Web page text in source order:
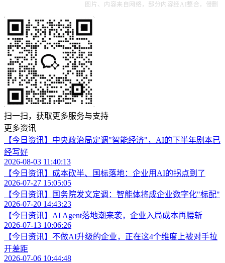
图片、内容来自网络，部分内容经AI整合，侵删
扫一扫，获取更多服务与支持
更多资讯
【今日资讯】中央政治局定调"智能经济"，AI的下半年剧本已
经写好
2026-08-03 11:40:13
【今日资讯】成本砍半、国标落地：企业用AI的拐点到了
2026-07-27 15:05:05
【今日资讯】国务院发文定调：智能体将成企业数字化"标配"
2026-07-20 14:43:23
【今日资讯】AI Agent落地潮来袭，企业入局成本再腰斩
2026-07-13 10:06:26
【今日资讯】不做AI升级的企业，正在这4个维度上被对手拉
开差距
2026-07-06 10:44:48